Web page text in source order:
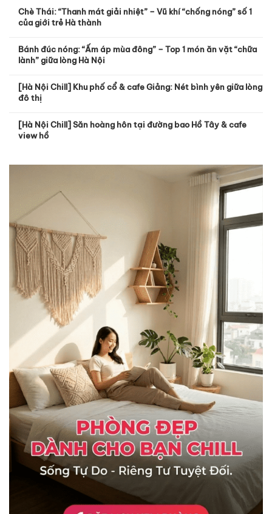
Chè Thái: “Thanh mát giải nhiệt” – Vũ khí “chống nóng” số 1
của giới trẻ Hà thành
Bánh đúc nóng: “Ấm áp mùa đông” – Top 1 món ăn vặt “chữa
lành” giữa lòng Hà Nội
[Hà Nội Chill] Khu phố cổ & cafe Giảng: Nét bình yên giữa lòng
đô thị
[Hà Nội Chill] Săn hoàng hôn tại đường bao Hồ Tây & cafe
view hồ